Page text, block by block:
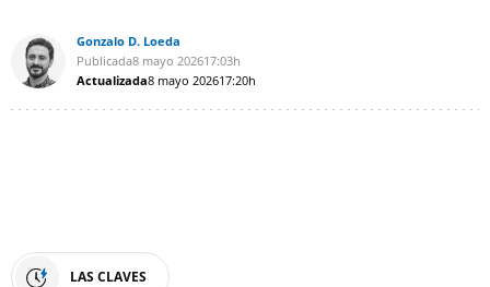
Gonzalo D. Loeda
Publicada8 mayo 202617:03h
Actualizada8 mayo 202617:20h
LAS CLAVES